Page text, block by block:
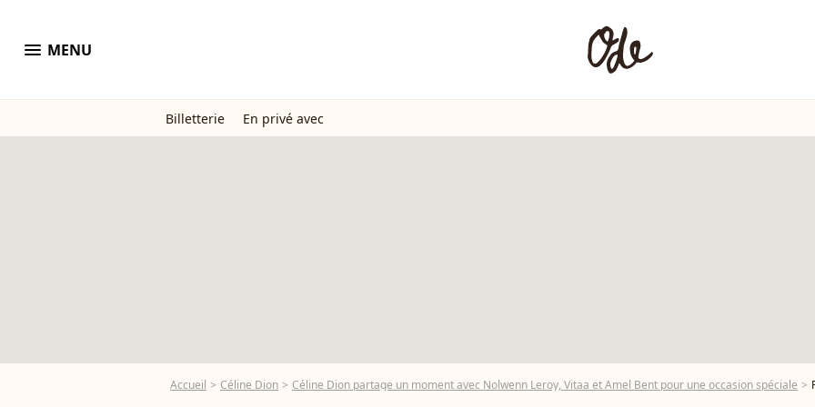
menu MENU
Billetterie En privé avec
Accueil Céline Dion Céline Dion partage un moment avec Nolwenn Leroy, Vitaa et Amel Bent pour une occasion spéciale